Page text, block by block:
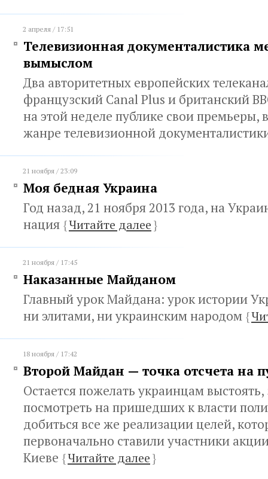
2 апреля / 17:51
Телевизионная документалистика
вымыслом
Два авторитетных европейских
французский Canal Plus и британский
на этой неделе публике свои премьеры,
жанре телевизионной
21 ноября / 23:09
Моя бедная Украина
Год назад, 21 ноября 2013 года, на
нация {Читайте далее}
21 ноября / 17:45
Наказанные Майданом
Главный урок Майдана: урок истории
ни элитами, ни украинским народом {
18 ноября / 17:42
Второй Майдан — точка отсчета на
Остается пожелать украинцам выстоять,
посмотреть на пришедших к власти
добиться все же реализации целей,
первоначально ставили участники
Киеве {Читайте далее}